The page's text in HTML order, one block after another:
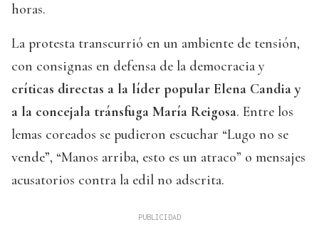
horas.
La protesta transcurrió en un ambiente de tensión,
con consignas en defensa de la democracia y
críticas directas a la líder popular Elena Candia y
a la concejala tránsfuga María Reigosa. Entre los
lemas coreados se pudieron escuchar “Lugo no se
vende”, “Manos arriba, esto es un atraco” o mensajes
acusatorios contra la edil no adscrita.